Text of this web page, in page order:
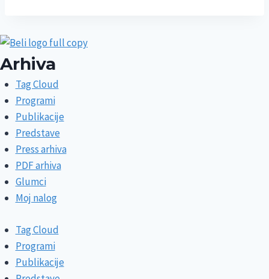
Arhiva
Tag Cloud
Programi
Publikacije
Predstave
Press arhiva
PDF arhiva
Glumci
Moj nalog
Tag Cloud
Programi
Publikacije